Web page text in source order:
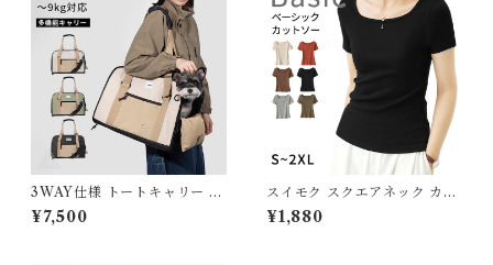
ョートパンツ レギンス 脚 ウォ
ーキング ジョギング 長袖 G23
6OP
構造使用 フレブル クールスヌ
ード 水玉 熱中症予防 小型犬
中型犬 大型犬 ITEM066
3WAY仕様 トートキャリー キ
ャリーバッグ 犬 シンプル おし
ゃれ 犬 小型犬 猫 ネコ ねこ キ
¥7,500
スイモク スクエアネック カッ
トソー Tシャツ レディース ト
ップス リブ デイリー 半袖 肌
¥1,880